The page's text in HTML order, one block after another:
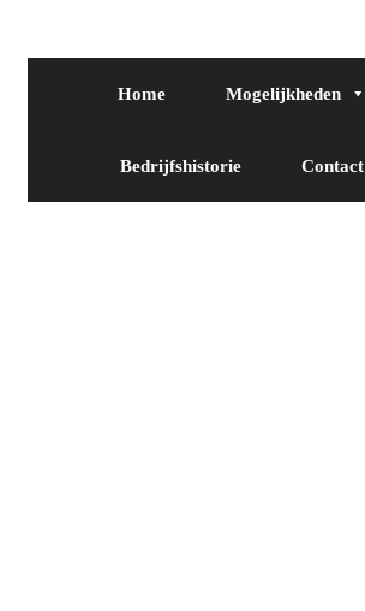
Home Mogelijkheden
Bedrijfshistorie Contact